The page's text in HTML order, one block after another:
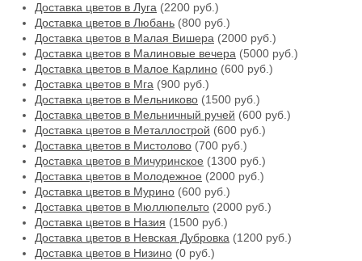
Доставка цветов в Луга (2200 руб.)
Доставка цветов в Любань (800 руб.)
Доставка цветов в Малая Вишера (2000 руб.)
Доставка цветов в Малиновые вечера (5000 руб.)
Доставка цветов в Малое Карлино (600 руб.)
Доставка цветов в Мга (900 руб.)
Доставка цветов в Мельниково (1500 руб.)
Доставка цветов в Мельничный ручей (600 руб.)
Доставка цветов в Металлострой (600 руб.)
Доставка цветов в Мистолово (700 руб.)
Доставка цветов в Мичуринское (1300 руб.)
Доставка цветов в Молодежное (2000 руб.)
Доставка цветов в Мурино (600 руб.)
Доставка цветов в Мюллюпельто (2000 руб.)
Доставка цветов в Назия (1500 руб.)
Доставка цветов в Невская Дубровка (1200 руб.)
Доставка цветов в Низино (0 руб.)